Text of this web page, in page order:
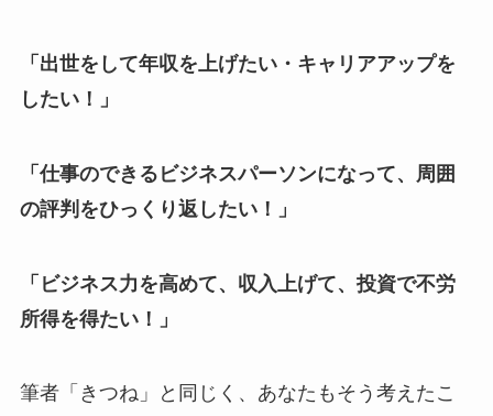
「出世をして年収を上げたい・キャリアアップを
したい！」
「仕事のできるビジネスパーソンになって、周囲
の評判をひっくり返したい！」
「ビジネス力を高めて、収入上げて、投資で不労
所得を得たい！」
筆者「きつね」と同じく、あなたもそう考えたこ